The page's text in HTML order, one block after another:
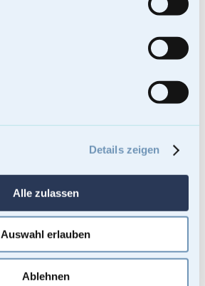
Details zeigen
Alle zulassen
Auswahl erlauben
Ablehnen